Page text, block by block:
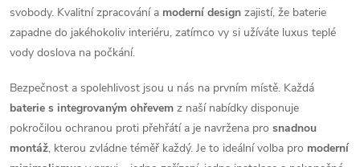
c
í
p
r
v
svobody. Kvalitní zpracování a moderní design zajistí, že baterie
zapadne do jakéhokoliv interiéru, zatímco vy si užíváte luxus teplé
vody doslova na počkání.
Bezpečnost a spolehlivost jsou u nás na prvním místě. Každá
baterie s integrovaným ohřevem z naší nabídky disponuje
pokročilou ochranou proti přehřátí a je navržena pro snadnou
montáž, kterou zvládne téměř každý. Je to ideální volba pro moderní